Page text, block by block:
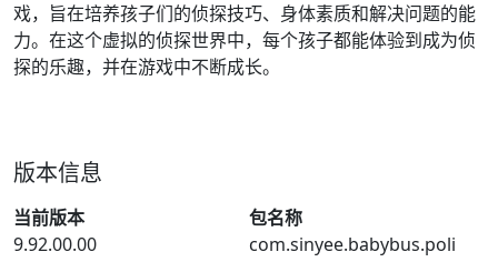
戏，旨在培养孩子们的侦探技巧、身体素质和解决问题的能
力。在这个虚拟的侦探世界中，每个孩子都能体验到成为侦
探的乐趣，并在游戏中不断成长。
版本信息
当前版本
9.92.00.00
包名称
com.sinyee.babybus.poli